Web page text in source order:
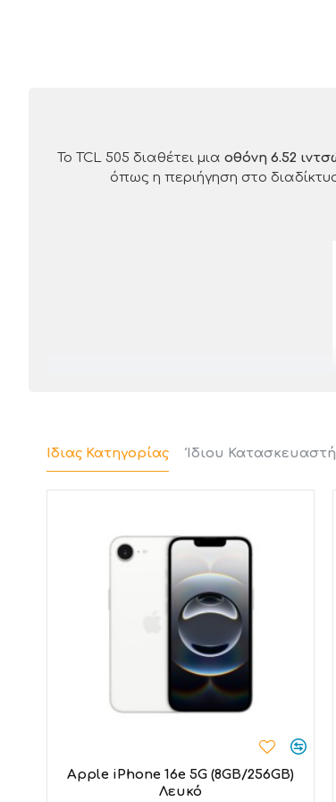
Το TCL 505 διαθέτει μια οθόνη 6.52
όπως η περιήγηση στο
οθόνη χαμηλού μπλε φωτισμού
Ίδιας Κατηγορίας Ίδιου Κατασκευαστή
Apple iPhone 16e 5G (8GB/256GB)
Λευκό